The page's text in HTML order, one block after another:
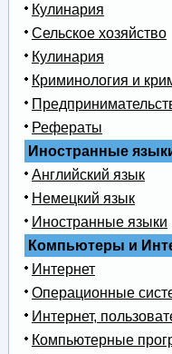
Кулинария
Сельское хозяйство
Кулинария
Криминология и
Рефераты
Иностранные
Английский язык
Немецкий язык
Иностранные языки
Компьютеры и
Интернет
Операционные
Интернет,
Компьютерные